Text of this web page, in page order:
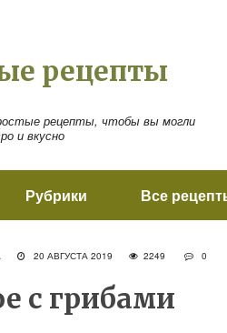
рецепты
рецепты, чтобы вы могли
и вкусно
Рубрики Все
20 АВГУСТА 2019 2249 0
с грибами